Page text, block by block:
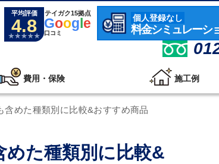
平均評価
4.8
テイガク15拠点
Google
口コミ
個人登録なし
料金シミュレーシ
費用・保険 施工例
めた種類別に比較&おすすめ商品
た種類別に比較&